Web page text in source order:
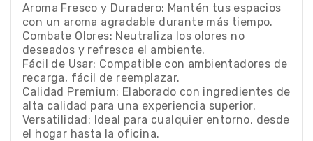
Aroma Fresco y Duradero: Mantén tus espacios
con un aroma agradable durante más tiempo.
Combate Olores: Neutraliza los olores no
deseados y refresca el ambiente.
Fácil de Usar: Compatible con ambientadores de
recarga, fácil de reemplazar.
Calidad Premium: Elaborado con ingredientes de
alta calidad para una experiencia superior.
Versatilidad: Ideal para cualquier entorno, desde
el hogar hasta la oficina.